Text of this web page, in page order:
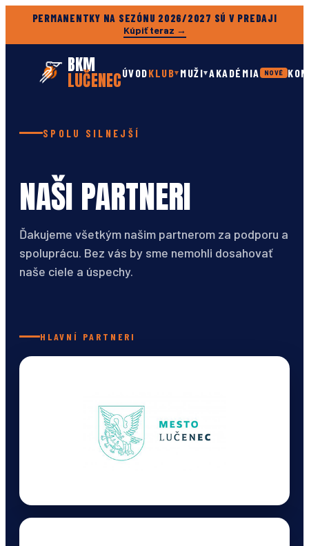
PERMANENTKY NA SEZÓNU 2026/2027 SÚ V PREDAJI
Kúpiť teraz →
BKM
LUČENECÚVODKLUB▾ MUŽI▾AKADÉMIA NOVÉ
SPOLU SILNEJŠÍ
NAŠI PARTNERI
Ďakujeme všetkým našim partnerom za podporu a
spoluprácu. Bez vás by sme nemohli dosahovať
naše ciele a úspechy.
HLAVNÍ PARTNERI